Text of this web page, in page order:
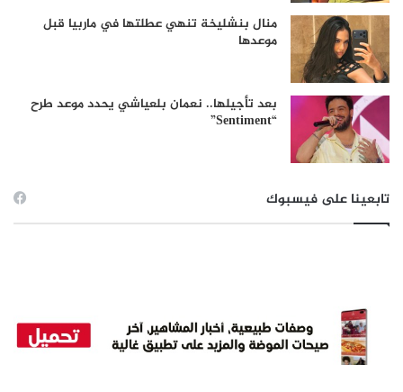
منال بنشليخة تنهي عطلتها في ماربيا قبل
موعدها
بعد تأجيلها.. نعمان بلعياشي يحدد موعد طرح
“Sentiment”
تابعينا على فيسبوك